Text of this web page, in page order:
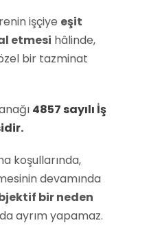
işçiye eşit
etmesi hâlinde,
bir tazminat
4857 sayılı İş
koşullarında,
devamında
bir neden
ayrım yapamaz.